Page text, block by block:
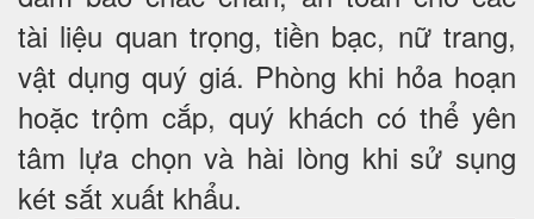
tài liệu quan trọng, tiền bạc, nữ trang,
vật dụng quý giá. Phòng khi hỏa hoạn
hoặc trộm cắp, quý khách có thể yên
tâm lựa chọn và hài lòng khi sử sụng
két sắt xuất khẩu.